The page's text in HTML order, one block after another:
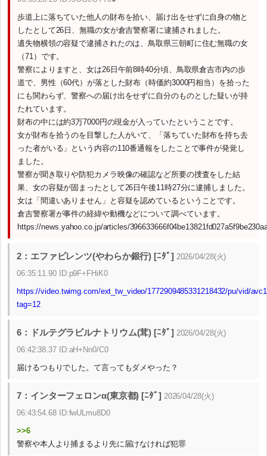
歩道上に落ちていた他人の財布を拾い、届け出をせずに自身の物と
したとして26日、無職の女が倉吉警察署に逮捕されました。
遺失物横領の容疑で逮捕されたのは、鳥取県三朝町に住む無職の女
（71）です。
警察によりますと、女は26日午前8時40分頃、鳥取県倉吉市内の歩
道で、男性（60代）が落とした財布（時価約3000円相当）を拾った
にも関わらず、警察への届け出をせずに自分のものとした疑いが持
たれています。
財布の中には約3万7000円の現金が入っていたということです。
女が財布を拾うのを目撃した人がいて、「落ちていた財布を持ち去
った者がいる」という内容の110番通報をしたことで事件が発覚し
ました。
警察が聞き取りや防犯カメラ映像の確認など所要の捜査をした結
果、女の容疑が固まったとして26日午後11時27分に逮捕しました。
女は「間違いありません」と容疑を認めているということです。
倉吉警察署が事件の経緯や動機などについて調べています。
https://news.yahoo.co.jp/articles/
2：エファビレンツ(やわらか銀行) [ﾆﾀﾞ] 2026/04/28(火)
06:35:11.90 ID:p9F+FHiK0
https://video.twimg.com/ext_tw_video/1772909485331218432/pu/vid/
tag=12
6：ドルテグラビルナトリウム(茸) [ﾆﾀﾞ] 2026/04/28(火)
06:42:38.37 ID:aH+Nn0/C0
届けるつもりでした。て言ってもダメやった？
7：インターフェロンα(東京都) [ﾆﾀﾞ] 2026/04/28(火)
06:43:54.68 ID:fwULmu8D0
>>6
警察や本人より捕まるより先に届けなければ犯罪